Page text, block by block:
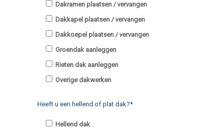
Dakramen plaatsen / vervangen
Dakkapel plaatsen / vervangen
Dakkoepel plaatsen / vervangen
Groendak aanleggen
Rieten dak aanleggen
Overige dakwerken
Heeft u een hellend of plat dak?*
Hellend dak